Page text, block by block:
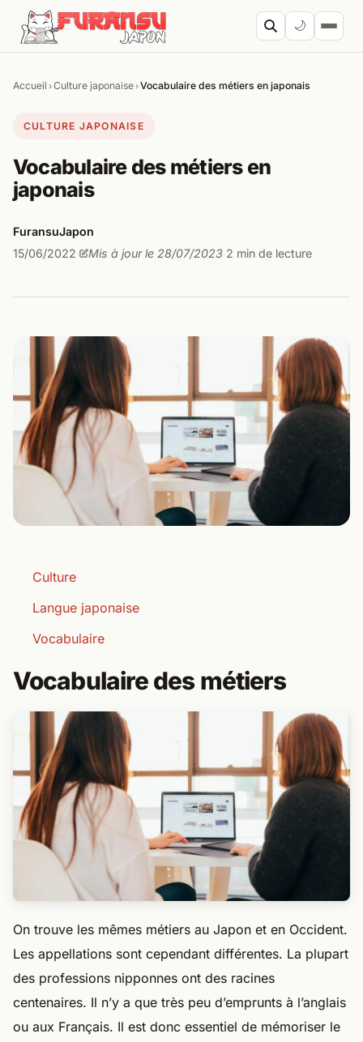
Aller au contenu
🌙
Accueil ›Culture japonaise›Vocabulaire des métiers en japonais
CULTURE JAPONAISE
Vocabulaire des métiers en
japonais
FuransuJapon
15/06/2022· Mis à jour le 28/07/2023· 2 min de lecture
Culture
Langue japonaise
Vocabulaire
Vocabulaire des métiers
On trouve les mêmes métiers au Japon et en Occident.
Les appellations sont cependant différentes. La plupart
des professions nipponnes ont des racines
centenaires. Il n’y a que très peu d’emprunts à l’anglais
ou aux Français. Il est donc essentiel de mémoriser le